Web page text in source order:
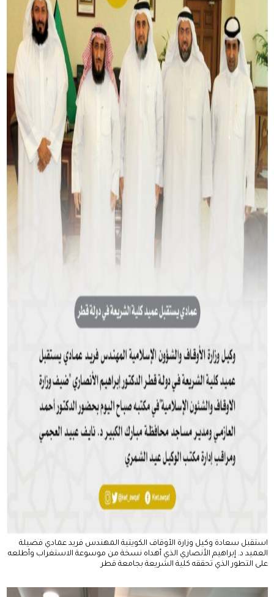
استقبل سعادة وكيل وزارة الأوقاف الكويتية المهندس فريد عمادي فضيلة
العميد د. إبراهيم الأنصاري الذي أهداه نسخة من موسوعة الاستغراب وأطلعه
على التطور الذي تحققه كلية الشريعة بجامعة قطر